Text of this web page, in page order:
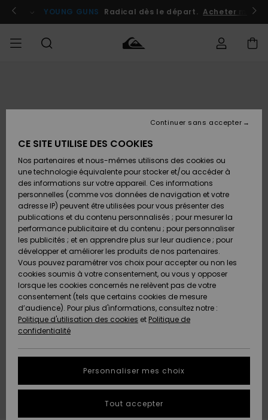
l'information
le
Se connecter / s'inscrire
YOUNG GUNS Radical dès le départ. Acheter
Chaussures
& Tongs
Surf
Snow
Nouveautés
A
Découvrir
Chaussures
& Tongs
Surf
Snow
Nouveautés
A
Découvrir
FEMME
A
Découvrir
Snow
SURF
Surf
Shop
Enfant
Highlights
Communauté
SNOW
Snow
Shop
Enfant
Snow
Shop
Femme
A
Découvrir
Communauté
OUTLET
Enfant
Outlet
Femme
AIDE &
CONTACT
Retours
Paiement
Carte
Cadeau
Quiksilver
Freedom
Protection
des
tailles
MAGASINS
QUIKSILVER
CE SITE UTILISE DES COOKIES
Nos partenaires et nous-mêmes utilisons des cookies ou
une technologie équivalente pour stocker et/ou accéder à
des informations sur votre appareil. Ces informations
personnelles (comme vos données de navigation et votre
adresse IP) peuvent être utilisées pour vous présenter des
publications et du contenu personnalisés ; pour mesurer la
performance publicitaire et du contenu ; pour personnaliser
les publicités ; et en apprendre plus sur leur audience ; pour
développer et améliorer les produits de nos partenaires.
Vous pouvez paramétrer vos choix pour accepter ou non les
cookies soumis à votre consentement, ou vous y opposer
lorsque les cookies concernés ne relèvent pas de votre
consentement (tels que certains cookies de mesure
d’audience). Pour plus d'informations, consultez notre :
Politique d'utilisation des cookies et Politique de
confidentialité
Personnaliser mes choix
Continuer sans accepter
Tout accepter